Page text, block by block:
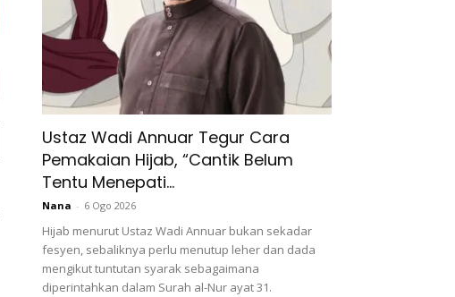
Ustaz Wadi Annuar Tegur Cara
Pemakaian Hijab, “Cantik Belum
Tentu Menepati...
Nana - 6 Ogo 2026
Hijab menurut Ustaz Wadi Annuar bukan sekadar
fesyen, sebaliknya perlu menutup leher dan dada
mengikut tuntutan syarak sebagaimana
diperintahkan dalam Surah al-Nur ayat 31.